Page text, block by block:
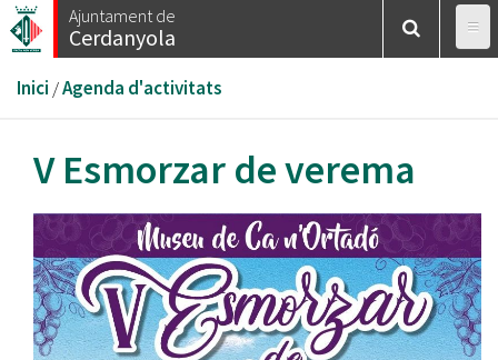
Vés
al
Ajuntament de
Cerdanyola
Esteu
aquí
Inici /Agenda d'activitats
V Esmorzar de verema